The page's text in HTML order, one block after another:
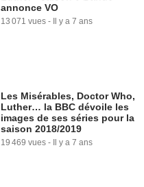
annonce VO
13 071 vues - Il y a 7 ans
Les Misérables, Doctor Who,
Luther… la BBC dévoile les
images de ses séries pour la
saison 2018/2019
19 469 vues - Il y a 7 ans